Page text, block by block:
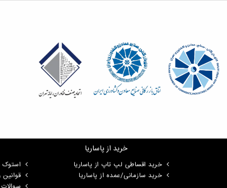
خرید از پاساریا
خرید اقساطی لپ تاپ از پاساریا
خرید سازمانی/عمده از پاساریا
استوک